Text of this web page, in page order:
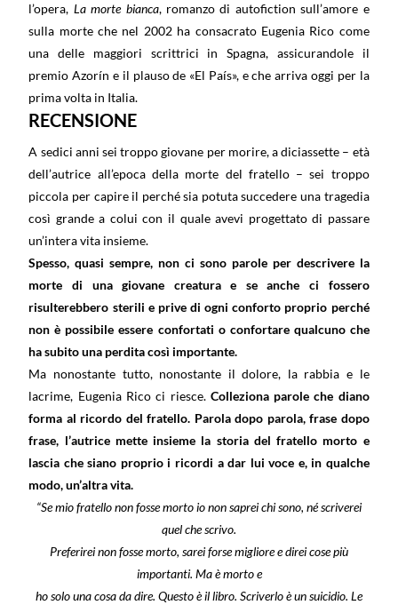
l’opera, La morte bianca, romanzo di autofiction sull’amore e
sulla morte che nel 2002 ha consacrato Eugenia Rico come
una delle maggiori scrittrici in Spagna, assicurandole il
premio Azorín e il plauso de «El País», e che arriva oggi per la
prima volta in Italia.
RECENSIONE
A sedici anni sei troppo giovane per morire, a diciassette – età
dell’autrice all’epoca della morte del fratello – sei troppo
piccola per capire il perché sia potuta succedere una tragedia
così grande a colui con il quale avevi progettato di passare
un’intera vita insieme.
Spesso, quasi sempre, non ci sono parole per descrivere la
morte di una giovane creatura e se anche ci fossero
risulterebbero sterili e prive di ogni conforto proprio perché
non è possibile essere confortati o confortare qualcuno che
ha subito una perdita così importante.
Ma nonostante tutto, nonostante il dolore, la rabbia e le
lacrime, Eugenia Rico ci riesce. Colleziona parole che diano
forma al ricordo del fratello. Parola dopo parola, frase dopo
frase, l’autrice mette insieme la storia del fratello morto e
lascia che siano proprio i ricordi a dar lui voce e, in qualche
modo, un’altra vita.
“Se mio fratello non fosse morto io non saprei chi sono, né scriverei
quel che scrivo.
Preferirei non fosse morto, sarei forse migliore e direi cose più
importanti. Ma è morto e
ho solo una cosa da dire. Questo è il libro. Scriverlo è un suicidio. Le